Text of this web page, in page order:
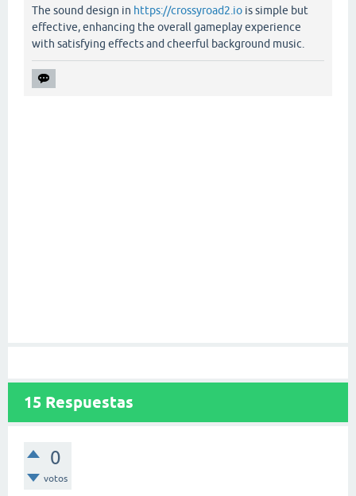
The sound design in https://crossyroad2.io is simple but
effective, enhancing the overall gameplay experience
with satisfying effects and cheerful background music.
15 Respuestas
0
votos